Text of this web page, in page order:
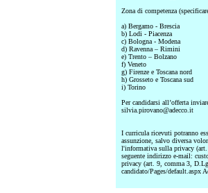
Zona di competenza
a) Bergamo - Brescia
b) Lodi - Piacenza
c) Bologna - Modena
d) Ravenna – Rimini
e) Trento – Bolzano
f) Veneto
g) Firenze e Toscana nord
h) Grosseto e Toscana sud
i) Torino
Per candidarsi all’offerta
silvia.pirovano@adecco.it
I curricula ricevuti potranno
assunzione, salvo diversa
l'informativa sulla privacy
seguente indirizzo e-mail:
privacy (art. 9, comma 3,
candidato/Pages/